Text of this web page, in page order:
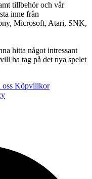
tillbehör och vår
inne från
Microsoft, Atari, SNK,
hitta något intressant
ha tag på det nya spelet
Köpvillkor